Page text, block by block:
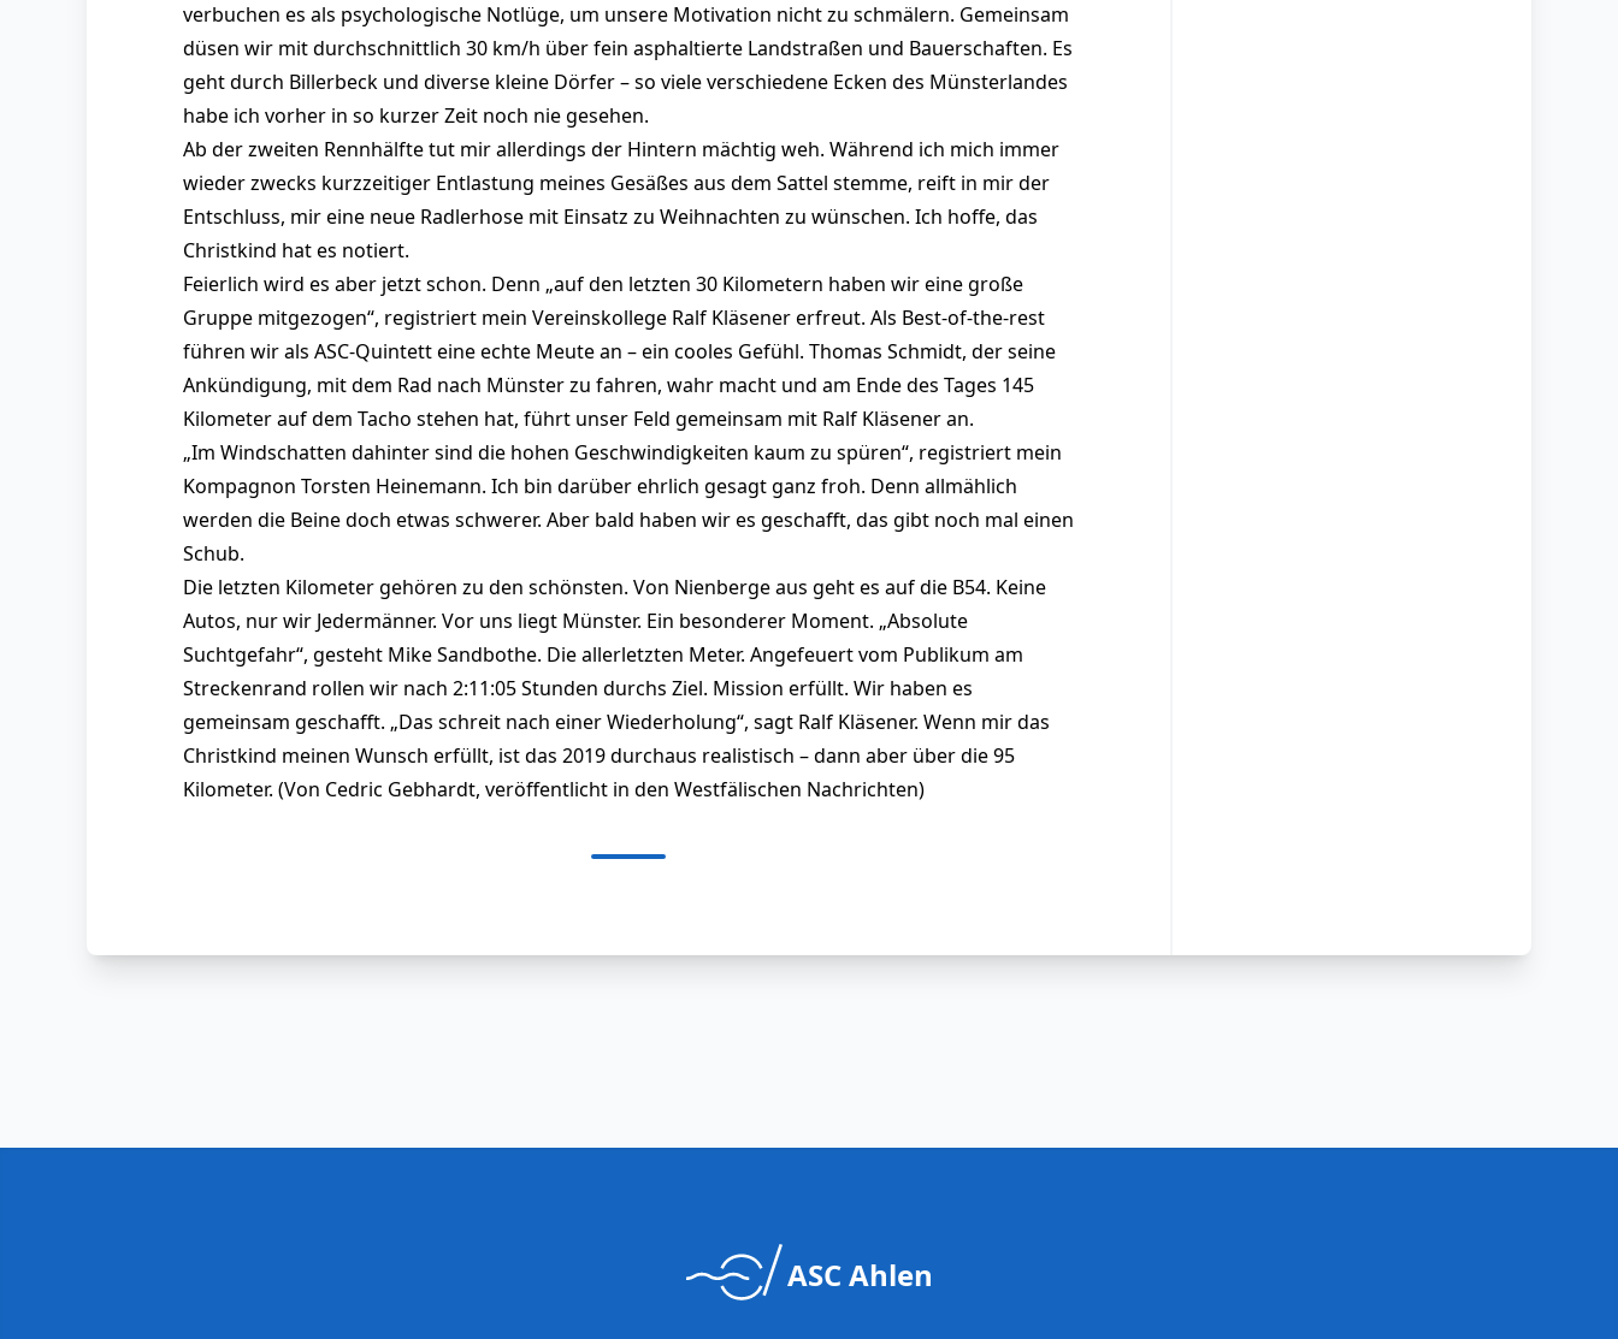
verbuchen es als psychologische Notlüge, um unsere Motivation nicht zu schmälern. Gemeinsam
düsen wir mit durchschnittlich 30 km/h über fein asphaltierte Landstraßen und Bauerschaften. Es
geht durch Billerbeck und diverse kleine Dörfer – so viele verschiedene Ecken des Münsterlandes
habe ich vorher in so kurzer Zeit noch nie gesehen.
Ab der zweiten Rennhälfte tut mir allerdings der Hintern mächtig weh. Während ich mich immer
wieder zwecks kurzzeitiger Entlastung meines Gesäßes aus dem Sattel stemme, reift in mir der
Entschluss, mir eine neue Radlerhose mit Einsatz zu Weihnachten zu wünschen. Ich hoffe, das
Christkind hat es notiert.
Feierlich wird es aber jetzt schon. Denn „auf den letzten 30 Kilometern haben wir eine große
Gruppe mitgezogen“, registriert mein Vereinskollege Ralf Kläsener erfreut. Als Best-of-the-rest
führen wir als ASC-Quintett eine echte Meute an – ein cooles Gefühl. Thomas Schmidt, der seine
Ankündigung, mit dem Rad nach Münster zu fahren, wahr macht und am Ende des Tages 145
Kilometer auf dem Tacho stehen hat, führt unser Feld gemeinsam mit Ralf Kläsener an.
„Im Windschatten dahinter sind die hohen Geschwindigkeiten kaum zu spüren“, registriert mein
Kompagnon Torsten Heinemann. Ich bin darüber ehrlich gesagt ganz froh. Denn allmählich
werden die Beine doch etwas schwerer. Aber bald haben wir es geschafft, das gibt noch mal einen
Schub.
Die letzten Kilometer gehören zu den schönsten. Von Nienberge aus geht es auf die B54. Keine
Autos, nur wir Jedermänner. Vor uns liegt Münster. Ein besonderer Moment. „Absolute
Suchtgefahr“, gesteht Mike Sandbothe. Die allerletzten Meter. Angefeuert vom Publikum am
Streckenrand rollen wir nach 2:11:05 Stunden durchs Ziel. Mission erfüllt. Wir haben es
gemeinsam geschafft. „Das schreit nach einer Wiederholung“, sagt Ralf Kläsener. Wenn mir das
Christkind meinen Wunsch erfüllt, ist das 2019 durchaus realistisch – dann aber über die 95
Kilometer. (Von Cedric Gebhardt, veröffentlicht in den Westfälischen Nachrichten)
ASC Ahlen